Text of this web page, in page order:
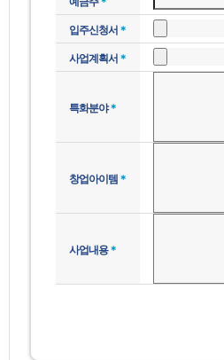
입주신청서 ＊
사업계획서 ＊
특화분야＊
창업아이템 ＊
사업내용＊